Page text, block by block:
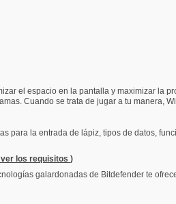
el espacio en la pantalla y maximizar la
Cuando se trata de jugar a tu manera,
para la entrada de lápiz, tipos de datos,
los requisitos )
galardonadas de Bitdefender te